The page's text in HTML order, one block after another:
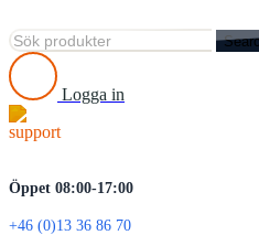
Logga in
Öppet 08:00-17:00
+46 (0)13 36 86 70